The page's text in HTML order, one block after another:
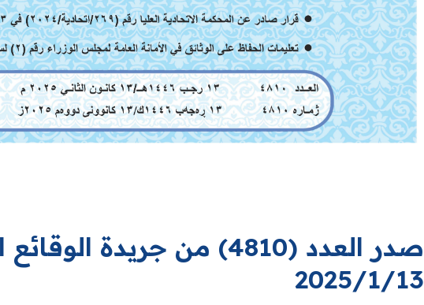
صدر العدد (4810) من جريدة
2025/1/13